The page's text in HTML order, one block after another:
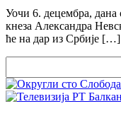
Уочи 6. децембра, дана
кнеза Александра
ће на дар из Србије […]